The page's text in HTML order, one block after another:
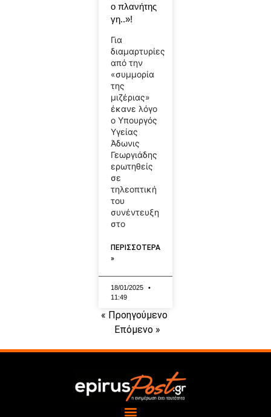
ο πλανήτης
γη..»!
Για
διαμαρτυρίες
από την
«συμμορία
της
μιζέριας»
έκανε λόγο
ο Υπουργός
Υγείας
Άδωνις
Γεωργιάδης
ερωτηθείς
σε
τηλεοπτική
του
συνέντευξη
στο
ΠΕΡΙΣΣΟΤΕΡΑ
»
18/01/2025
11:49
« Προηγούμενο
Επόμενο »